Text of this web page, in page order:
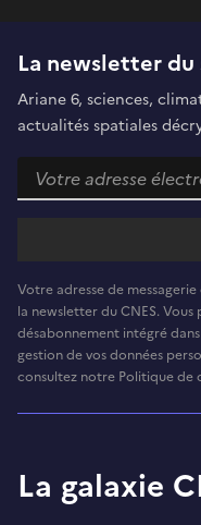
La newsletter du
Ariane 6, sciences,
actualités spatiales
Votre adresse de
la newsletter du CNES.
désabonnement intégré
gestion de vos données
consultez notre Politique de
La galaxie